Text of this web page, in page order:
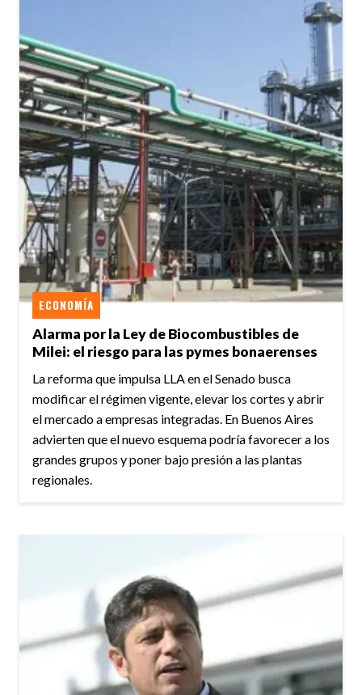
Alarma por la Ley de Biocombustibles de
Milei: el riesgo para las pymes bonaerenses
ECONOMÍA
La reforma que impulsa LLA en el Senado busca
modificar el régimen vigente, elevar los cortes y abrir
el mercado a empresas integradas. En Buenos Aires
advierten que el nuevo esquema podría favorecer a los
grandes grupos y poner bajo presión a las plantas
regionales.